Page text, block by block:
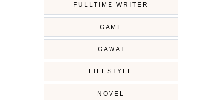
FULLTIME WRITER
GAME
GAWAI
LIFESTYLE
NOVEL